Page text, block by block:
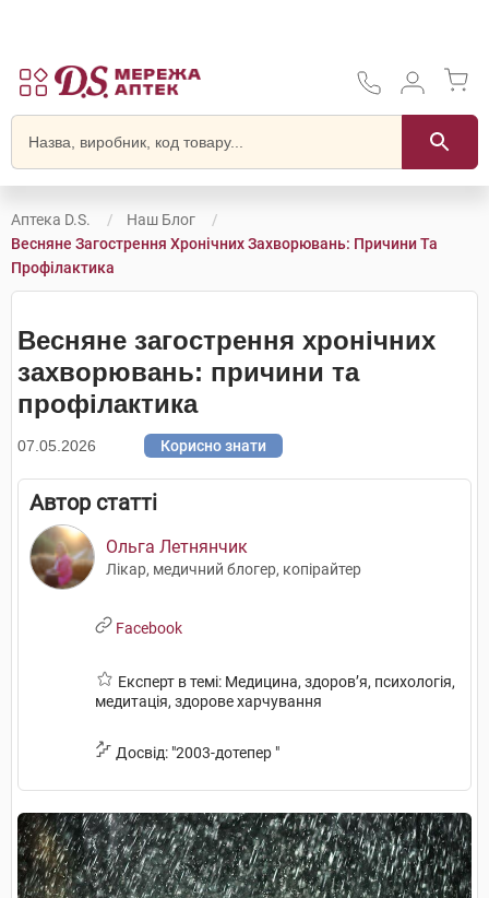
Аптека D.S.
Наш Блог
Весняне Загострення Хронічних Захворювань: Причини Та
Профілактика
Весняне загострення хронічних
захворювань: причини та
профілактика
07.05.2026 Корисно знати
Автор статті
Ольга Летнянчик
Лікар, медичний блогер, копірайтер
Facebook
Експерт в темі: Медицина, здоров’я, психологія,
медитація, здорове харчування
Досвід: "2003-дотепер "